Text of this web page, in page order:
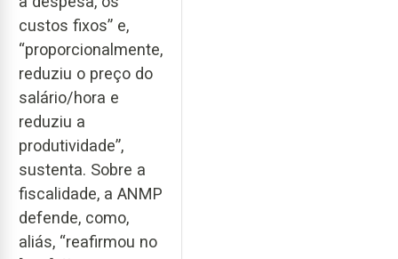
custos fixos” e,
“proporcionalmente,
reduziu o preço do
salário/hora e
reduziu a
produtividade”,
sustenta. Sobre a
fiscalidade, a ANMP
defende, como,
aliás, “reafirmou no